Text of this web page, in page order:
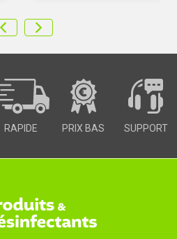
RAPIDE PRIX BAS SUPPORT